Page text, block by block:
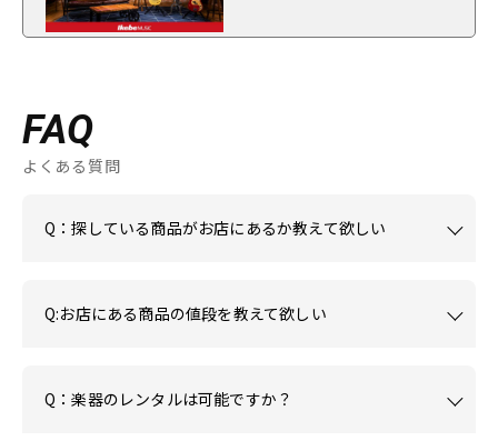
FAQ
よくある質問
Q：探している商品がお店にあるか教えて欲しい
Q:お店にある商品の値段を教えて欲しい
Q：楽器のレンタルは可能ですか？